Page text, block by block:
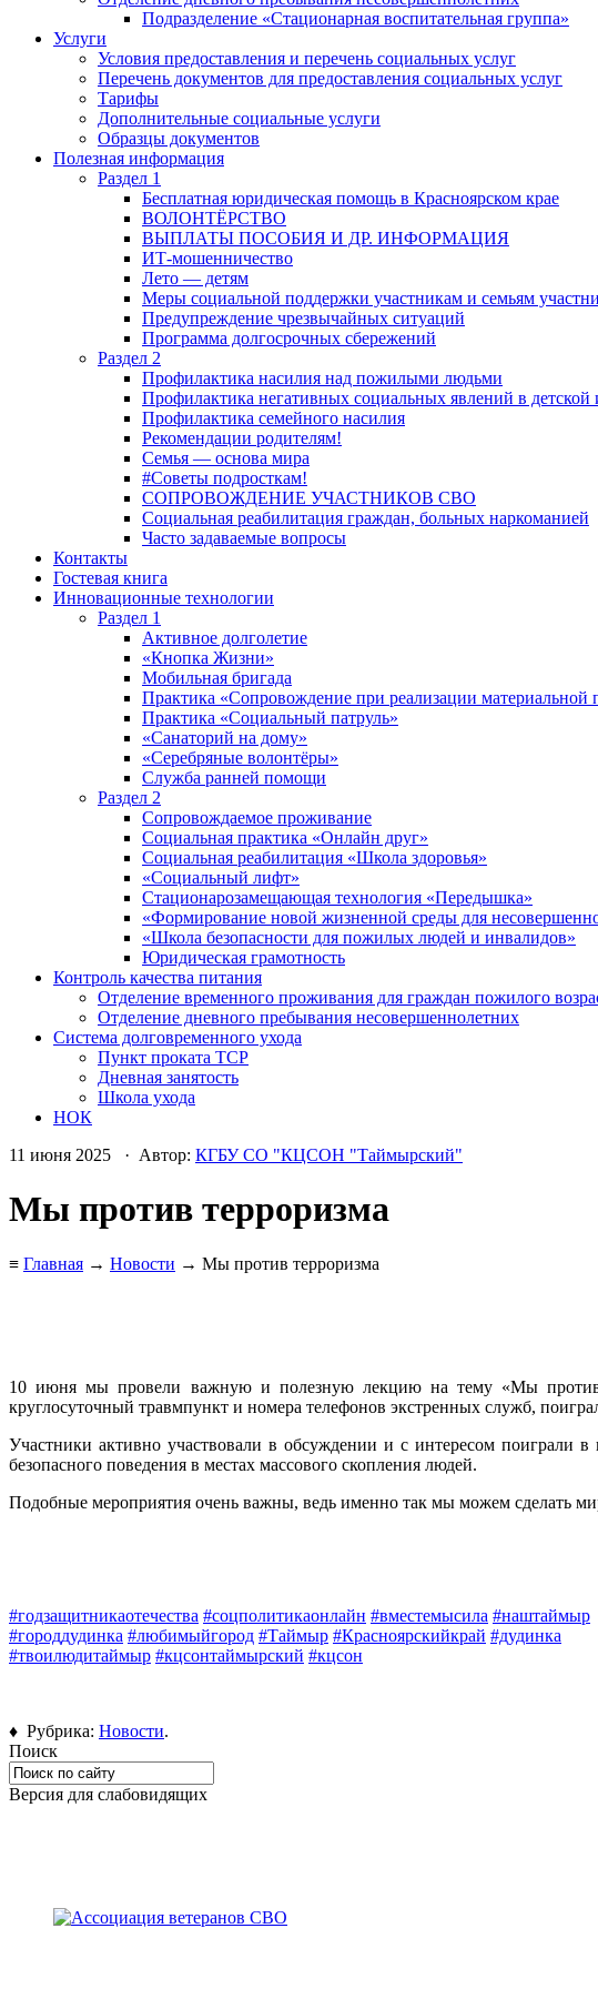
Подразделение «Стационарная воспитательная группа»
Услуги
Условия предоставления и перечень социальных услуг
Перечень документов для предоставления социальных услуг
Тарифы
Дополнительные социальные услуги
Образцы документов
Полезная информация
Раздел 1
Бесплатная юридическая помощь в Красноярском крае
ВОЛОНТЁРСТВО
ВЫПЛАТЫ ПОСОБИЯ И ДР. ИНФОРМАЦИЯ
ИТ-мошенничество
Лето — детям
Меры социальной поддержки участникам и семьям
Предупреждение чрезвычайных ситуаций
Программа долгосрочных сбережений
Раздел 2
Профилактика насилия над пожилыми людьми
Профилактика негативных социальных явлений в детской
Профилактика семейного насилия
Рекомендации родителям!
Семья — основа мира
#Советы подросткам!
СОПРОВОЖДЕНИЕ УЧАСТНИКОВ СВО
Социальная реабилитация граждан, больных наркоманией
Часто задаваемые вопросы
Контакты
Гостевая книга
Инновационные технологии
Раздел 1
Активное долголетие
«Кнопка Жизни»
Мобильная бригада
Практика «Сопровождение при реализации материальной
Практика «Социальный патруль»
«Санаторий на дому»
«Серебряные волонтёры»
Служба ранней помощи
Раздел 2
Сопровождаемое проживание
Социальная практика «Онлайн друг»
Социальная реабилитация «Школа здоровья»
«Социальный лифт»
Стационарозамещающая технология «Передышка»
«Формирование новой жизненной среды для
«Школа безопасности для пожилых людей и инвалидов»
Юридическая грамотность
Контроль качества питания
Отделение временного проживания для граждан пожилого
Отделение дневного пребывания несовершеннолетних
Система долговременного ухода
Пункт проката ТСР
Дневная занятость
Школа ухода
НОК
11 июня 2025 · Автор: КГБУ СО "КЦСОН "Таймырский"
Мы против терроризма
≡ Главная → Новости → Мы против терроризма
10 июня мы провели важную и полезную лекцию на тему «Мы против
круглосуточный травмпункт и номера телефонов экстренных служб,
Участники активно участвовали в обсуждении и с интересом поиграли
безопасного поведения в местах массового скопления людей.
Подобные мероприятия очень важны, ведь именно так мы можем сделать
#годзащитникаотечества #соцполитикаонлайн #вместемысила #наштаймыр
#городдудинка #любимыйгород #Таймыр #Красноярскийкрай #дудинка
#твоилюдитаймыр #кцсонтаймырский #кцсон
♦ Рубрика: Новости.
Поиск
Версия для слабовидящих